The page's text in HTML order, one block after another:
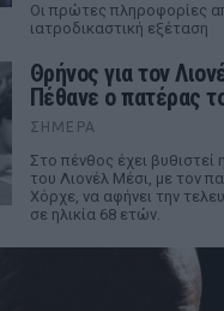
Οι πρώτες πληροφορίες
ιατροδικαστική εξέταση
Θρήνος για τον
Πέθανε ο πατέρας
ΣΉΜΕΡΑ
Στο πένθος έχει βυθιστεί
του Λιονέλ Μέσι, με τον
Χόρχε, να αφήνει την
σε ηλικία 68 ετών.